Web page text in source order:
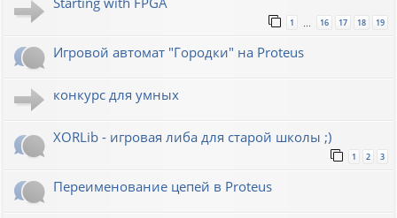
1 16 17 18 19
Игровой автомат "Городки" на Proteus
конкурс для умных
XORLib - игровая либа для старой школы ;)
1 2 3
Переименование цепей в Proteus